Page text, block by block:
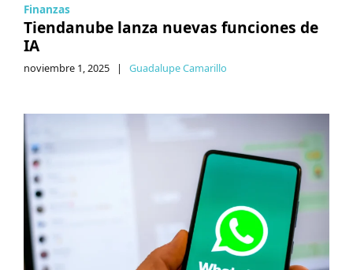
Finanzas
Tiendanube lanza nuevas funciones de
IA
noviembre 1, 2025 | Guadalupe Camarillo